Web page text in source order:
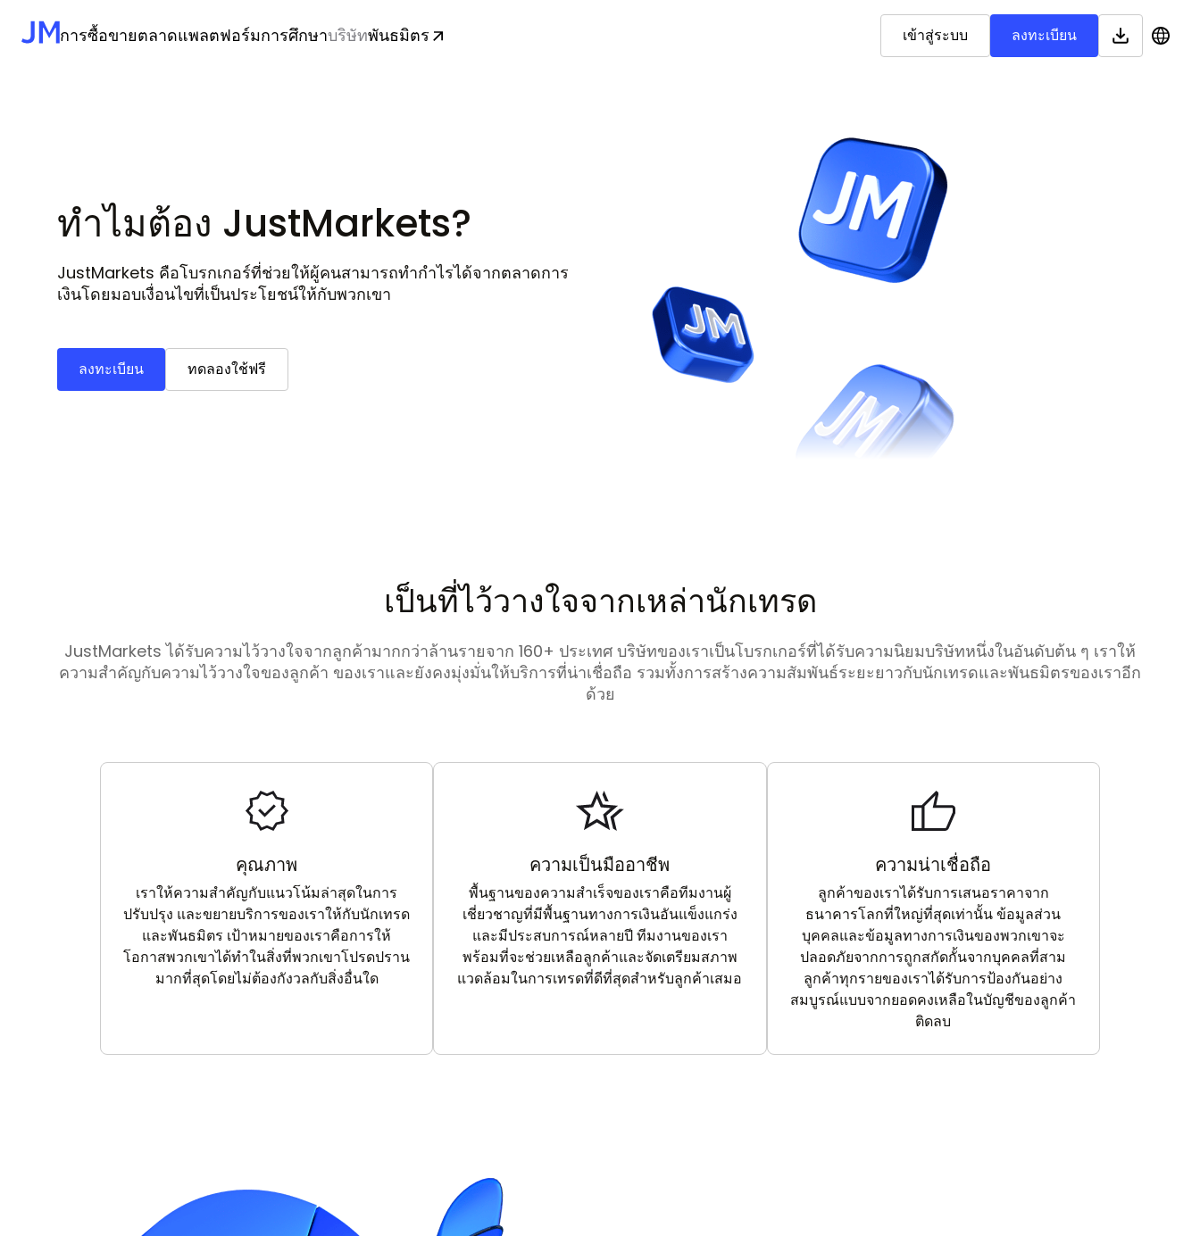
การซื้อขายตลาด
ดัชนี
คริปโต
แพลตฟอร์มการศึกษา
สกุลเงินโลก
วิดีโอเพื่อการศึกษา
บริษัท
อาชีพ
ข่าวสารบริษัท
พันธมิตร เข้าสู่ระบบ ลงทะเบียน
繁體中文
ทำไมต้อง JustMarkets?
JustMarkets คือโบรกเกอร์ที่ช่วยให้ผู้คนสามารถทำกำไรได้จากตลาดการ
เงินโดยมอบเงื่อนไขที่เป็นประโยชน์ให้กับพวกเขา
ลงทะเบียน ทดลองใช้ฟรี
เป็นที่ไว้วางใจจากเหล่านักเทรด
JustMarkets ได้รับความไว้วางใจจากลูกค้ามากกว่าล้านรายจาก 160+ ประเทศ บริษัทของเราเป็นโบรกเกอร์ที่ได้รับความนิยมบริษัทหนึ่งในอันดับต้น ๆ เราให้
ความสำคัญกับความไว้วางใจของลูกค้า ของเราและยังคงมุ่งมั่นให้บริการที่น่าเชื่อถือ รวมทั้งการสร้างความสัมพันธ์ระยะยาวกับนักเทรดและพันธมิตรของเราอีก
ด้วย
คุณภาพ
เราให้ความสำคัญกับแนวโน้มล่าสุดในการ
ปรับปรุง และขยายบริการของเราให้กับนักเทรด
และพันธมิตร เป้าหมายของเราคือการให้
โอกาสพวกเขาได้ทำในสิ่งที่พวกเขาโปรดปราน
มากที่สุดโดยไม่ต้องกังวลกับสิ่งอื่นใด
ความเป็นมืออาชีพ
พื้นฐานของความสำเร็จของเราคือทีมงานผู้
เชี่ยวชาญที่มีพื้นฐานทางการเงินอันแข็งแกร่ง
และมีประสบการณ์หลายปี ทีมงานของเรา
พร้อมที่จะช่วยเหลือลูกค้าและจัดเตรียมสภาพ
แวดล้อมในการเทรดที่ดีที่สุดสำหรับลูกค้าเสมอ
ความน่าเชื่อถือ
ลูกค้าของเราได้รับการเสนอราคาจาก
ธนาคารโลกที่ใหญ่ที่สุดเท่านั้น ข้อมูลส่วน
บุคคลและข้อมูลทางการเงินของพวกเขาจะ
ปลอดภัยจากการถูกสกัดกั้นจากบุคคลที่สาม
ลูกค้าทุกรายของเราได้รับการป้องกันอย่าง
สมบูรณ์แบบจากยอดคงเหลือในบัญชีของลูกค้า
ติดลบ